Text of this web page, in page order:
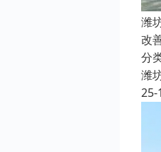
潍
改
分
潍
25-